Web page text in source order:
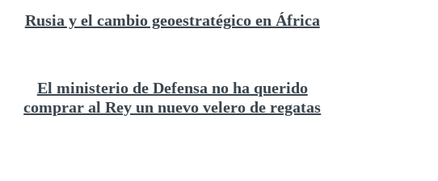
Rusia y el cambio geoestratégico en África
El ministerio de Defensa no ha querido
comprar al Rey un nuevo velero de regatas